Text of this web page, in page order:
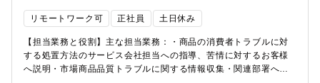
るため、コミュニケーションが得意な方・新しい知識の習得に意
欲的に取り組み、向上心の高い方・ミスが許されない給与計算に
る方・顧客の課題や要望に着目し、解決方法を考えて提案するこ
とに喜びを感じられる方・チームで物事を進めることが好きな
方・「100点が当たり前」である給与計算の重圧に耐えられる精神
リモートワーク可 正社員 土日休み
【担当業務と役割】主な担当業務：・商品の消費者トラブルに対
する処置方法のサービス会社担当への指導、苦情に対するお客様
へ説明・市場商品品質トラブルに関する情報収集・関連部署への